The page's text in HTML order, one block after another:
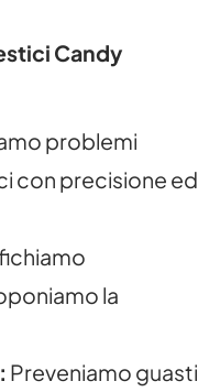
Candy
problemi
con precisione ed
la
Preveniamo guasti